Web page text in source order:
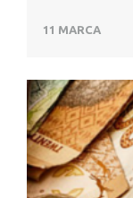
11 MARCA